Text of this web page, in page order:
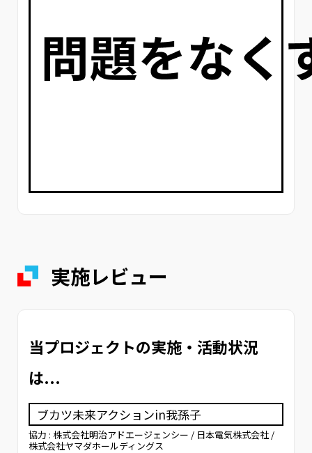
実施レビュー
当プロジェクトの実施・活動状況
は...
ブカツ未来アクションin我孫子
協力 : 株式会社明治アドエージェンシー / 日本電気株式会社 /
株式会社ヤマダホールディングス